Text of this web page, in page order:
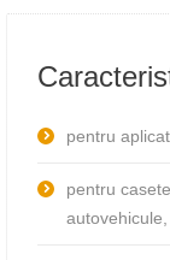
pentru
pentru